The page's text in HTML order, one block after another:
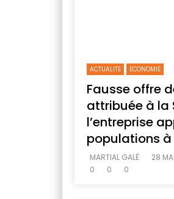
ACTUALITE ECONOMIE
Fausse offre
attribuée à la
l’entreprise
populations
MARTIAL GALÉ
28
0
0 0